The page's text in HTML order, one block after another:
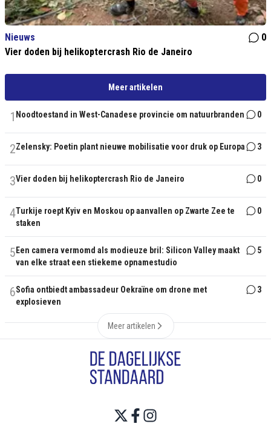
Nieuws
0
Vier doden bij helikoptercrash Rio de Janeiro
Meer artikelen
1 Noodtoestand in West-Canadese provincie om natuurbranden 0
2Zelensky: Poetin plant nieuwe mobilisatie voor druk op Europa 3
3Vier doden bij helikoptercrash Rio de Janeiro 0
4Turkije roept Kyiv en Moskou op aanvallen op Zwarte Zee te
staken
0
5 Een camera vermomd als modieuze bril: Silicon Valley maakt
van elke straat een stiekeme opnamestudio
5
6Sofia ontbiedt ambassadeur Oekraïne om drone met
explosieven
3
Meer artikelen